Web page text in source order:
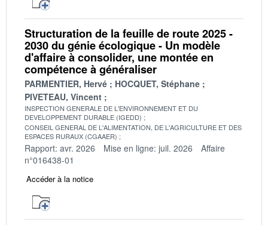
Structuration de la feuille de route 2025 -
2030 du génie écologique - Un modèle
d'affaire à consolider, une montée en
compétence à généraliser
PARMENTIER, Hervé
HOCQUET, Stéphane
PIVETEAU, Vincent
INSPECTION GENERALE DE L'ENVIRONNEMENT ET DU
DEVELOPPEMENT DURABLE (IGEDD)
CONSEIL GENERAL DE L'ALIMENTATION, DE L'AGRICULTURE ET DES
ESPACES RURAUX (CGAAER)
Rapport: avr. 2026 Mise en ligne: juil. 2026
Affaire
n°016438-01
Accéder à la notice